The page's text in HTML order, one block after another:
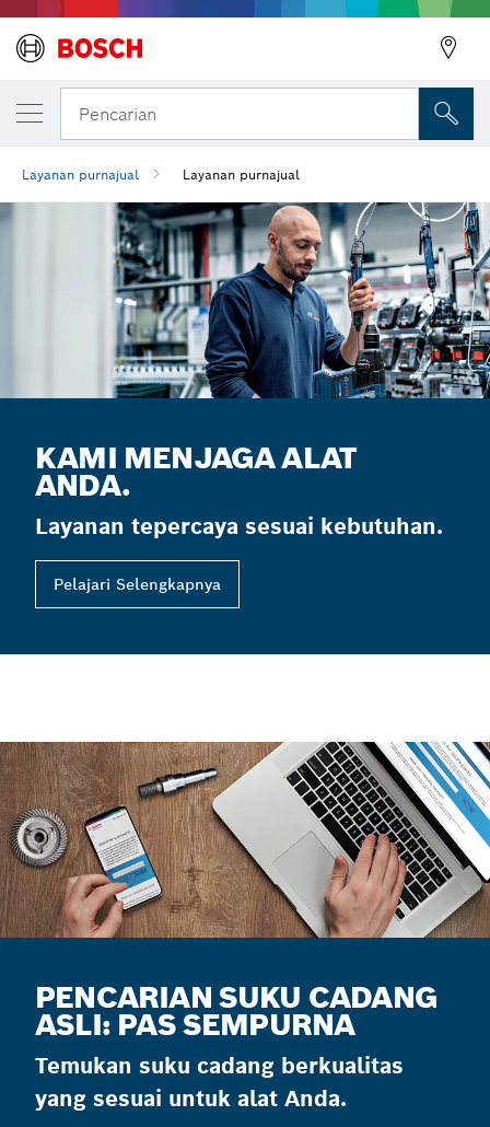
Pencarian
Layanan purnajual Layanan purnajual
KAMI MENJAGA ALAT
ANDA.
Layanan tepercaya sesuai kebutuhan.
Pelajari Selengkapnya
PENCARIAN SUKU CADANG
ASLI: PAS SEMPURNA
Temukan suku cadang berkualitas
yang sesuai untuk alat Anda.